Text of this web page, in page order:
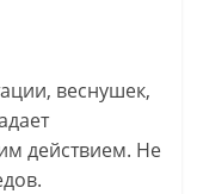
веснушек,
действием. Не